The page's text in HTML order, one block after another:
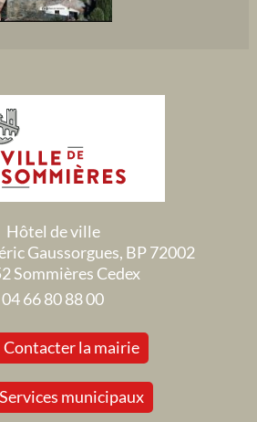
Hôtel de ville
Gaussorgues, BP 72002
Sommières Cedex
04 66 80 88 00
Contacter la mairie
Services municipaux